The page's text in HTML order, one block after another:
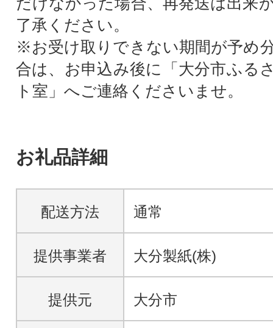
了承ください。
※お受け取りできない期間が予め
合は、お申込み後に「大分市ふる
ト室」へご連絡くださいませ。
お礼品詳細
配送方法 通常
提供事業者 大分製紙(株)
提供元 大分市